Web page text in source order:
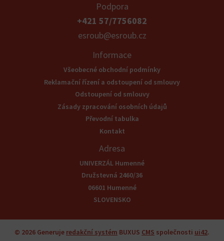
Podpora
+421 57/7756082
esroub@esroub.cz
Informace
Všeobecné obchodní podmínky
Reklamační řízení a odstoupení od smlouvy
Odstoupení od smlouvy
Zásady zpracování osobních údajů
Převodní tabulka
Kontakt
Adresa
UNIVERZÁL Humenné
Družstevná 2460/36
06601 Humenné
SLOVENSKO
© 2026 Generuje redakční systém BUXUS CMS společnosti ui42.